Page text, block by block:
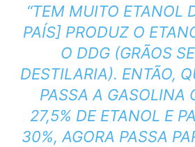
“TEM MUITO ETANOL
PAÍS] PRODUZ O
O DDG (GRÃOS
DESTILARIA). ENTÃO,
PASSA A GASOLINA
27,5% DE ETANOL E
30%, AGORA PASSA